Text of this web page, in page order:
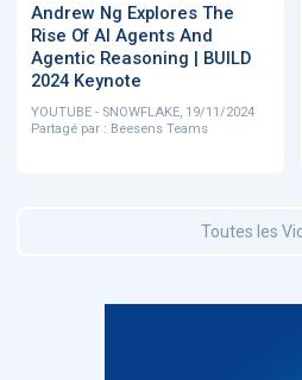
Andrew Ng Explores The
Rise Of AI Agents And
Agentic Reasoning | BUILD
2024 Keynote
YOUTUBE - SNOWFLAKE, 19/11/2024
Partagé par : Beesens Teams
Toutes les